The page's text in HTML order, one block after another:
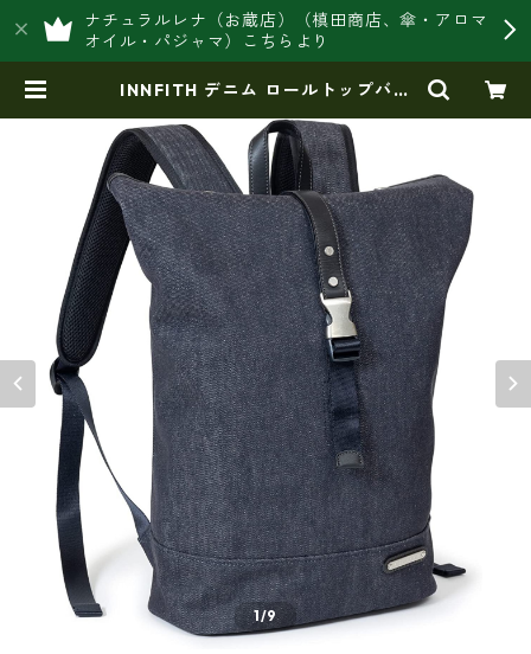
ナチュラルレナ（お蔵店）（槙田商店、傘・アロマ
オイル・パジャマ）こちらより
INNFITH デニム ロールトップバッ
通勤 通学 カジュアル if-55739 | 豊
岡製オリジナルバッグ製造販売【日
本製・バッグ財布 専門店】レナ
ジャパンメイド ショップ
1/9